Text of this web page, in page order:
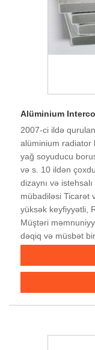
Alüminium
2007-ci ildə
alüminium radiator
yağ soyuducu
və s. 10 ildən
dizaynı və
mübadiləsi Ticarət
yüksək keyfiyyətli,
Müştəri
dəqiq və müsbət